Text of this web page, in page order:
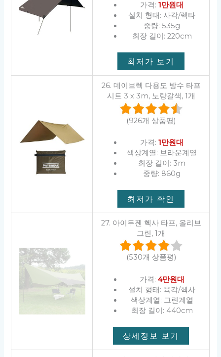
가격:1만원대
설치 형태: 사각/렉타
중량: 535g
최장 길이: 220cm
최저가 보기
26. 데이브렉 다용도 방수 타프
시트 3 x 3m, 노랑갈색, 1개
(926개 상품평)
가격:1만원대
색상계열: 브라운계열
최장 길이: 3m
중량: 860g
최저가 확인
27. 아이두젠 헥사 타프, 올리브
그린, 1개
(530개 상품평)
가격: 4만원대
설치 형태: 육각/헥사
색상계열: 그린계열
최장 길이: 440cm
상세정보 보기